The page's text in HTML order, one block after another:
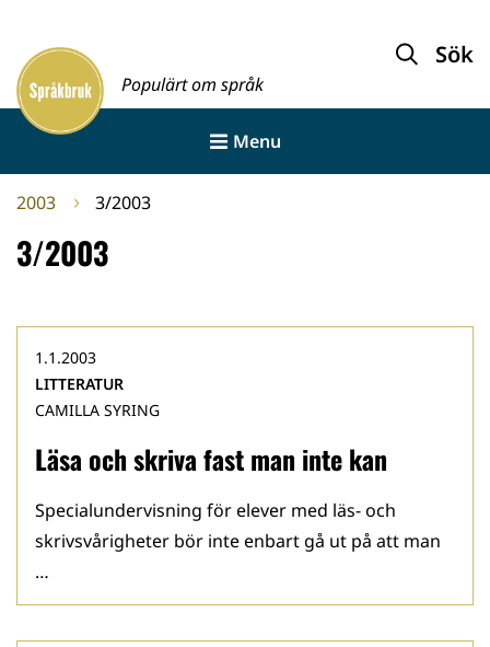
innehållet
Framsida
Populärt om språk
Sök
Menu
2003 3/2003
3/2003
Läsa och skriva fast man inte kan
1.1.2003
LITTERATUR
CAMILLA SYRING
Specialundervisning för elever med läs- och
skrivsvårigheter bör inte enbart gå ut på att man
…